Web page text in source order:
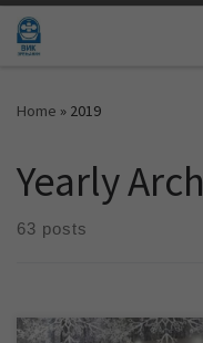
Skip to content
Home » 2019
Yearly
63 posts